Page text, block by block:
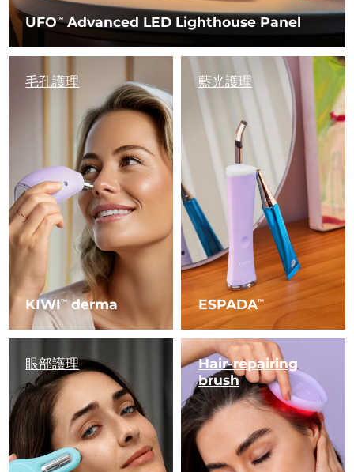
UFOTMAdvanced LED Lighthouse Panel
KIWITMderma
毛孔護理
ESPADATM
藍光護理
眼部護理
Hair-repairing
brush